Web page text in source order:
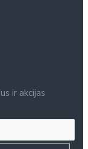
ir akcijas